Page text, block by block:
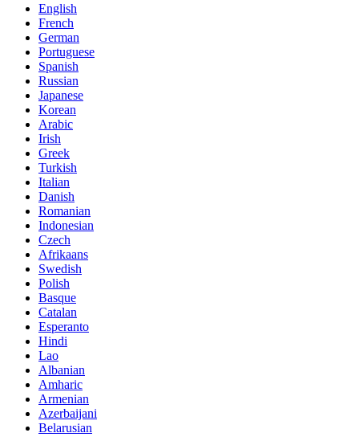
English
French
German
Portuguese
Spanish
Russian
Japanese
Korean
Arabic
Irish
Greek
Turkish
Italian
Danish
Romanian
Indonesian
Czech
Afrikaans
Swedish
Polish
Basque
Catalan
Esperanto
Hindi
Lao
Albanian
Amharic
Armenian
Azerbaijani
Belarusian